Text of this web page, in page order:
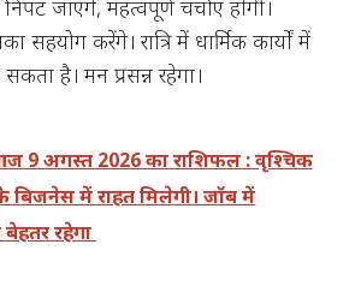
जाएंगे, महत्वपूर्ण चर्चाएं होंगी।
करेंगे। रात्रि में धार्मिक कार्यों में
है। मन प्रसन्न रहेगा।
9 अगस्त 2026 का राशिफल : वृश्चिक
बिजनेस में राहत मिलेगी। जॉब में
रहेगा